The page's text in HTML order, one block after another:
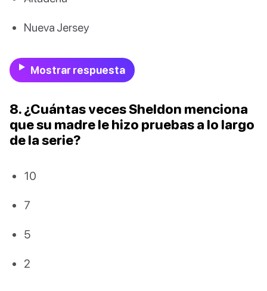
Nueva Jersey
Mostrar respuesta
8. ¿Cuántas veces Sheldon menciona
que su madre le hizo pruebas a lo largo
de la serie?
10
7
5
2